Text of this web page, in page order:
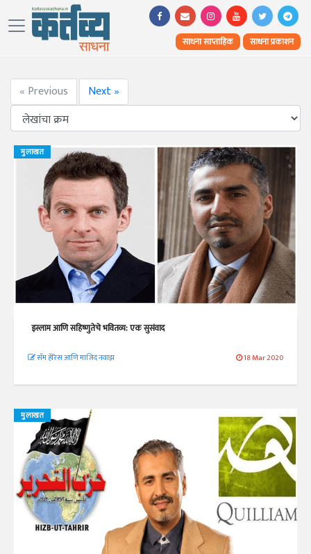
साधना साप्ताहिक साधना प्रकाशन
« Previous Next »
मुलाखत
इस्लाम आणि सहिष्णुतेचे भवितव्य: एक सुसंवाद
सॅम हॅरिस आणि माजिद नवाझ 18 Mar 2020
मुलाखत